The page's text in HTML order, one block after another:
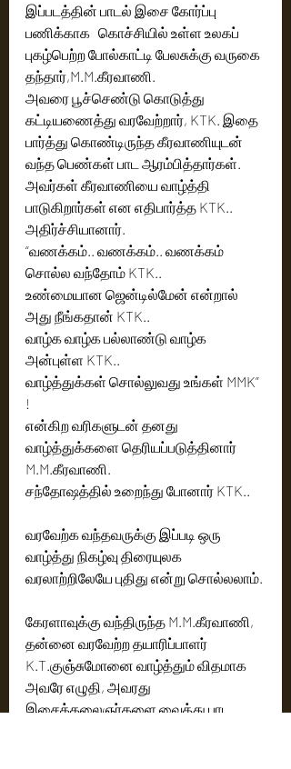
இப்படத்தின் பாடல் இசை கோர்ப்பு
பணிக்காக   கொச்சியில் உள்ள உலகப்
புகழ்பெற்ற போல்காட்டி பேலசுக்கு வருகை
தந்தார்,M.M.கீரவாணி.
அவரை பூச்செண்டு கொடுத்து
கட்டியணைத்து வரவேற்றார், KTK. இதை
பார்த்து கொண்டிருந்த கீரவாணியுடன்
வந்த பெண்கள் பாட ஆரம்பித்தார்கள்.
அவர்கள் கீரவாணியை வாழ்த்தி
பாடுகிறார்கள் என எதிபார்த்த KTK..
அதிர்ச்சியானார்.
“வணக்கம்.. வணக்கம்.. வணக்கம்
சொல்ல வந்தோம் KTK..
உண்மையான ஜென்டில்மேன் என்றால்
அது நீங்கதான் KTK..
வாழ்க வாழ்க பல்லாண்டு வாழ்க
அன்புள்ள KTK..
வாழ்த்துக்கள் சொல்லுவது உங்கள் MMK”
!
என்கிற வரிகளுடன் தனது
வாழ்த்துக்களை தெரியப்படுத்தினார்
M.M.கீரவாணி.
சந்தோஷத்தில் உறைந்து போனார் KTK..
வரவேற்க வந்தவருக்கு இப்படி ஒரு
வாழ்த்து நிகழ்வு திரையுலக
வரலாற்றிலேயே புதிது என்று சொல்லலாம்.
கேரளாவுக்கு வந்திருந்த M.M.கீரவாணி,
தன்னை வரவேற்ற தயாரிப்பாளர்
K.T.குஞ்சுமோனை வாழ்த்தும் விதமாக
அவரே எழுதி, அவரது
இசைக்கலைஞர்களை வைத்து பாட